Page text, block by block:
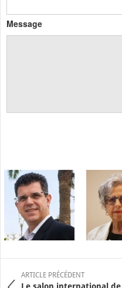
Message
ARTICLE PRÉCÉDENT